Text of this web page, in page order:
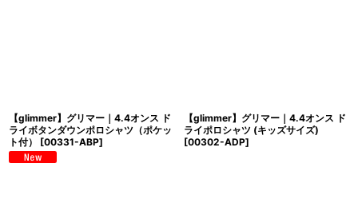
【glimmer】グリマー｜4.4オンス ド
ライボタンダウンポロシャツ（ポケッ
ト付）
[00331-ABP]
【glimmer】グリマー｜4.4オンス ド
ライポロシャツ (キッズサイズ)
[00302-ADP]